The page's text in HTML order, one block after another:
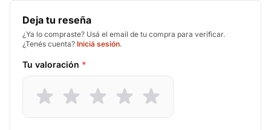
Deja tu reseña
¿Ya lo compraste? Usá el email de tu compra para verificar.
¿Tenés cuenta? Iniciá sesión.
Tu valoración *